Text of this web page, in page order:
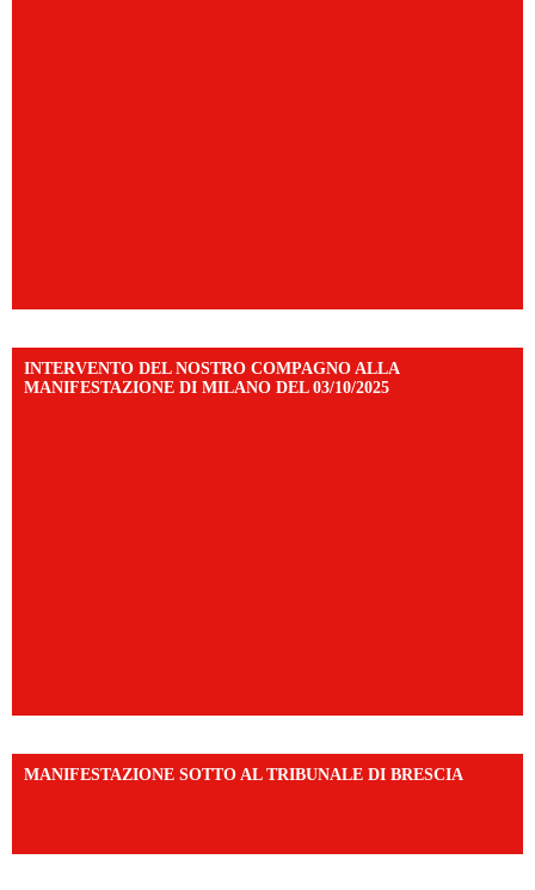
INTERVENTO DEL NOSTRO COMPAGNO ALLA
MANIFESTAZIONE DI MILANO DEL 03/10/2025
MANIFESTAZIONE SOTTO AL TRIBUNALE DI BRESCIA